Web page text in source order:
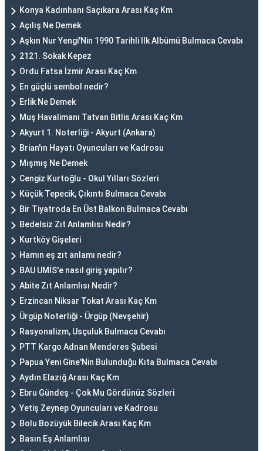
Konya Kadınhanı Saçıkara Arası Kaç Km
Açılış Ne Demek
Aşkın Nur Yengi'Nin 1990 Tarihli Ilk Albümü Bulmaca Cevabı
2121. Sokak Kepez
Ordu Fatsa İzmir Arası Kaç Km
En güçlü sembol nedir?
Erlik Ne Demek
Muş Havalimanı Tatvan Bitlis Arası Kaç Km
Akyurt 1. Noterliği - Akyurt (Ankara)
Brian'ın Hayatı Oyuncuları ve Kadrosu
Mışmış Ne Demek
Cengiz Kurtoğlu - Okul Yılları Sözleri
Küçük Tepecik, Çıkıntı Bulmaca Cevabı
Bir Tiyatroda En Üst Balkon Bulmaca Cevabı
Bedelsiz Zıt Anlamlısı Nedir?
Kurtköy Gişeleri
Hamın eş zıt anlamı nedir?
BAU UMİS'e nasıl giriş yapılır?
Abite Zıt Anlamlısı Nedir?
Erzincan Niksar Tokat Arası Kaç Km
Ürgüp Noterliği - Ürgüp (Nevşehir)
Rasyonalizm, Usçuluk Bulmaca Cevabı
PTT Kargo Adnan Menderes Şubesi
Papua Yeni Gine'Nin Bulunduğu Kıta Bulmaca Cevabı
Aydın Elazığ Arası Kaç Km
Ebru Gündeş - Çok Mu Gördünüz Sözleri
Yetiş Zeynep Oyuncuları ve Kadrosu
Bolu Bozüyük Bilecik Arası Kaç Km
Basın Eş Anlamlısı